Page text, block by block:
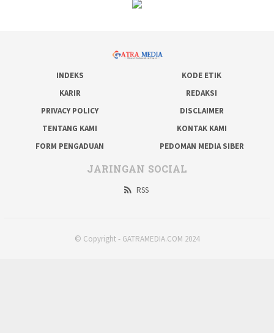
INDEKS
KODE ETIK
KARIR
REDAKSI
PRIVACY POLICY
DISCLAIMER
TENTANG KAMI
KONTAK KAMI
FORM PENGADUAN
PEDOMAN MEDIA SIBER
JARINGAN SOCIAL
RSS
© Copyright - GATRAMEDIA.COM 2024